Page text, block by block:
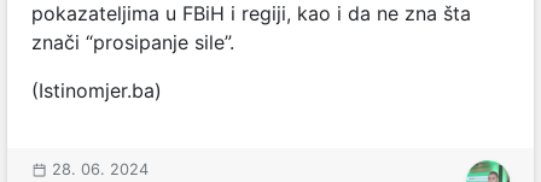
pokazateljima u FBiH i regiji, kao i da ne zna šta
znači “prosipanje sile”.
(Istinomjer.ba)
28. 06. 2024